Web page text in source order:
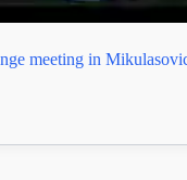
meeting in